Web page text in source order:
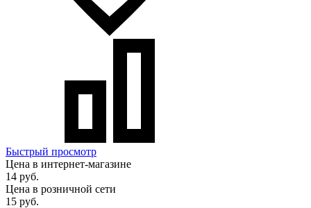
Быстрый просмотр
Цена в интернет-магазине
14 руб.
Цена в розничной сети
15 руб.